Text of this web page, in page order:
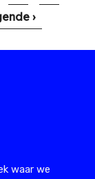
›
waar we